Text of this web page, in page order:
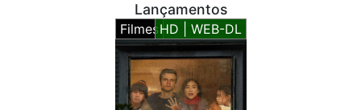
Lançamentos
FilmesHD | WEB-DL